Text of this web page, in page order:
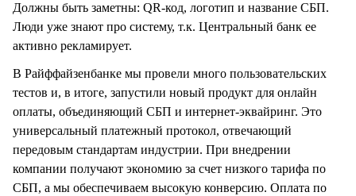
Должны быть заметны: QR-код, логотип и название СБП.
Люди уже знают про систему, т.к. Центральный банк ее
активно рекламирует.
В Райффайзенбанке мы провели много пользовательских
тестов и, в итоге, запустили новый продукт для онлайн
оплаты, объединяющий СБП и интернет-эквайринг. Это
универсальный платежный протокол, отвечающий
передовым стандартам индустрии. При внедрении
компании получают экономию за счет низкого тарифа по
СБП, а мы обеспечиваем высокую конверсию. Оплата по